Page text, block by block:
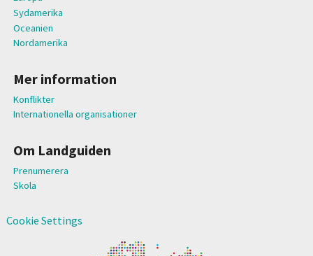
Sydamerika
Oceanien
Nordamerika
Mer information
Konflikter
Internationella organisationer
Om Landguiden
Prenumerera
Skola
Cookie Settings